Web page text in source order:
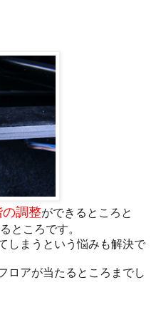
調整ができるところと
ところです。
しまうという悩みも解決で
ロアが当たるところまでし